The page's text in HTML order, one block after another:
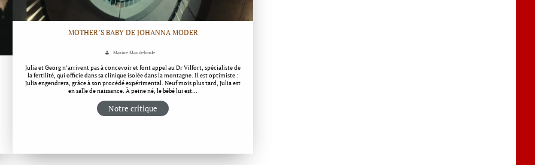
MOTHER’S BABY DE JOHANNA MODER
Marine Maudelonde
Julia et Georg n’arrivent pas à concevoir et font appel au Dr Vilfort, spécialiste de
la fertilité, qui officie dans sa clinique isolée dans la montagne. Il est optimiste :
Julia engendrera, grâce à son procédé expérimental. Neuf mois plus tard, Julia est
en salle de naissance. À peine né, le bébé lui est…
Notre critique